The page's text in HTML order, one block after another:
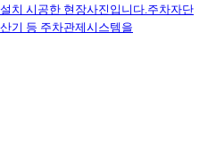
치 시공한 현장사진입니다.주차자단
기 등 주차관제시스템을